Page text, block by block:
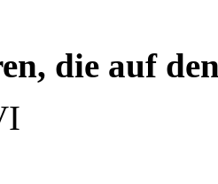
die auf